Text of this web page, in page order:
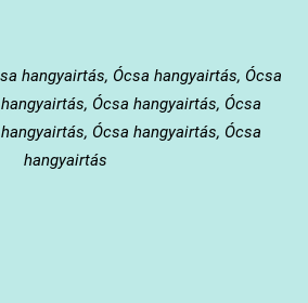
hangyairtás, Ócsa hangyairtás, Ócsa
Ócsa hangyairtás, Ócsa
Ócsa hangyairtás, Ócsa
hangyairtás